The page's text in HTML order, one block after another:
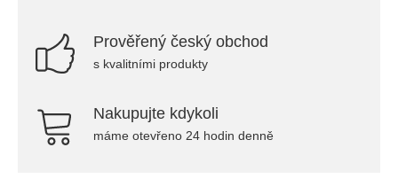
Prověřený český obchod
s kvalitními produkty
Nakupujte kdykoli
máme otevřeno 24 hodin denně